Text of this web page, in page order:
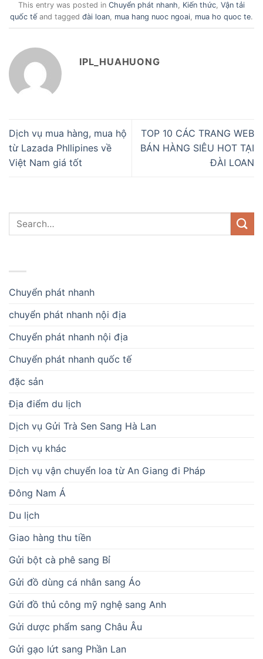
This entry was posted in Chuyển phát nhanh, Kiến thức, Vận tải
quốc tế and tagged đài loan, mua hang nuoc ngoai, mua ho quoc te.
IPL_HUAHUONG
Dịch vụ mua hàng, mua hộ
từ Lazada Phllipines về
Việt Nam giá tốt
TOP 10 CÁC TRANG WEB
BÁN HÀNG SIÊU HOT TẠI
ĐÀI LOAN
Chuyển phát nhanh
chuyển phát nhanh nội địa
Chuyển phát nhanh nội địa
Chuyển phát nhanh quốc tế
đặc sản
Địa điểm du lịch
Dịch vụ Gửi Trà Sen Sang Hà Lan
Dịch vụ khác
Dịch vụ vận chuyển loa từ An Giang đi Pháp
Đông Nam Á
Du lịch
Giao hàng thu tiền
Gửi bột cà phê sang Bỉ
Gửi đồ dùng cá nhân sang Áo
Gửi đồ thủ công mỹ nghệ sang Anh
Gửi dược phẩm sang Châu Âu
Gửi gạo lứt sang Phần Lan